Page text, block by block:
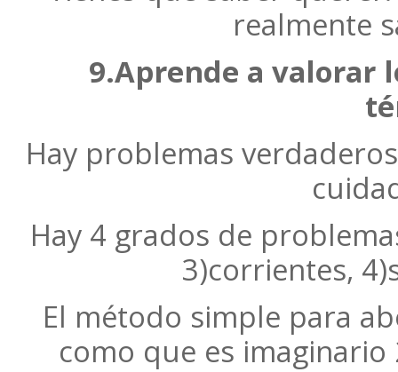
realmente
9.Aprende a valorar
Hay problemas
Hay 4 grados de
3)corrientes,
El método simple para
como que es